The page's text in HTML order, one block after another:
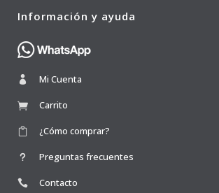
Información y ayuda
Mi Cuenta
Carrito
¿Cómo comprar?
Preguntas frecuentes
Contacto